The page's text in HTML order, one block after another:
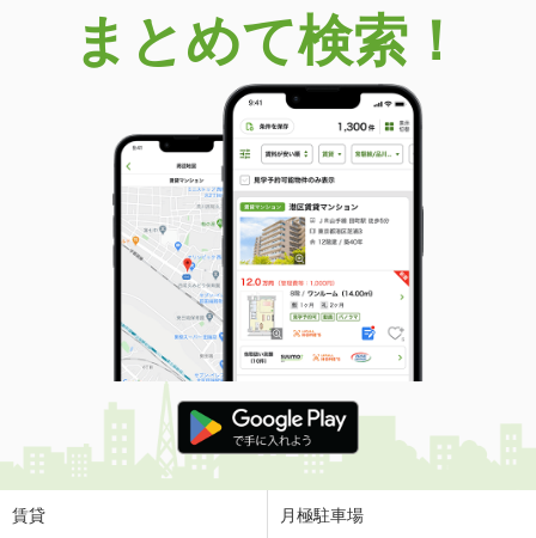
まとめて検索！
賃貸 月極駐車場